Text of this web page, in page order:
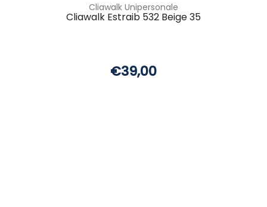
Cliawalk Unipersonale
Cliawalk Estraib 532 Beige 35
€39,00